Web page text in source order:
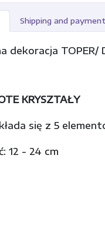
Shipping and
dekoracja TOPER/
KRYSZTAŁY
się z 5
12 - 24 cm